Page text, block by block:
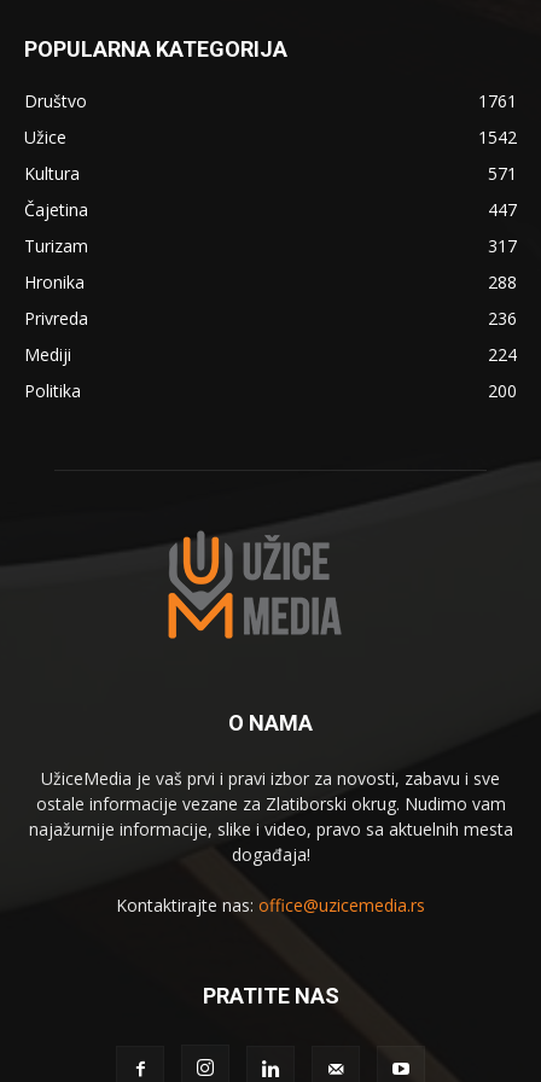
POPULARNA KATEGORIJA
Društvo
1761
Užice
1542
Kultura
571
Čajetina
447
Turizam
317
Hronika
288
Privreda
236
Mediji
224
Politika
200
O NAMA
UžiceMedia je vaš prvi i pravi izbor za novosti, zabavu i sve
ostale informacije vezane za Zlatiborski okrug. Nudimo vam
najažurnije informacije, slike i video, pravo sa aktuelnih mesta
događaja!
Kontaktirajte nas: office@uzicemedia.rs
PRATITE NAS